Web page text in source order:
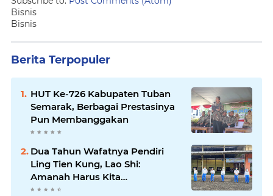
Bisnis
Bisnis
Berita Terpopuler
HUT Ke-726 Kabupaten Tuban
Semarak, Berbagai Prestasinya
Pun Membanggakan
Dua Tahun Wafatnya Pendiri
Ling Tien Kung, Lao Shi:
Amanah Harus Kita
Laksanakan!